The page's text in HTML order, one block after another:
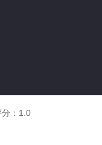
： 1.0